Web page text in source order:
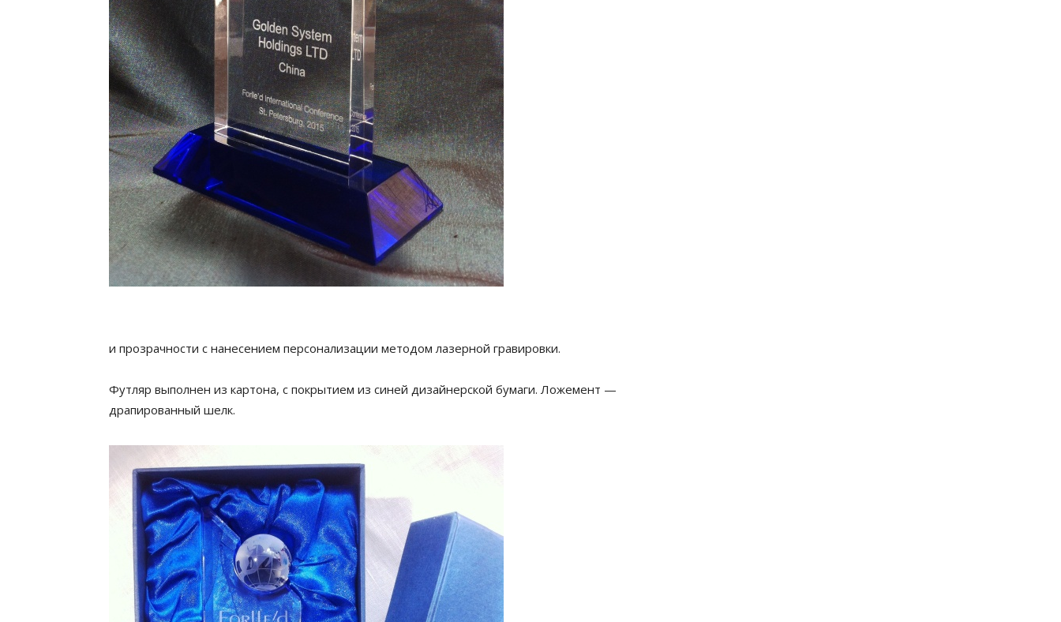
и прозрачности с нанесением персонализации методом лазерной гравировки.
Футляр выполнен из картона, с покрытием из синей дизайнерской бумаги. Ложемент —
драпированный шелк.